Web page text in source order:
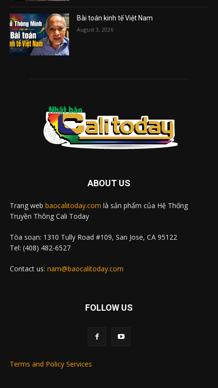
Bài toán kinh tế Việt Nam
August 3, 2026
ABOUT US
Trang web baocalitoday.com là sản phẩm của Hệ Thống
Truyền Thông Cali Today
Tòa soạn: 1310 Tully Road #109, San Jose, CA 95122
Tel: (408) 482-6527
Contact us: nam@baocalitoday.com
FOLLOW US
Terms and Policy Services